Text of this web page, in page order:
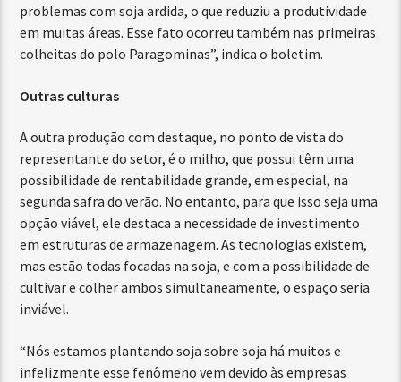
problemas com soja ardida, o que reduziu a produtividade
em muitas áreas. Esse fato ocorreu também nas primeiras
colheitas do polo Paragominas”, indica o boletim.
Outras culturas
A outra produção com destaque, no ponto de vista do
representante do setor, é o milho, que possui têm uma
possibilidade de rentabilidade grande, em especial, na
segunda safra do verão. No entanto, para que isso seja uma
opção viável, ele destaca a necessidade de investimento
em estruturas de armazenagem. As tecnologias existem,
mas estão todas focadas na soja, e com a possibilidade de
cultivar e colher ambos simultaneamente, o espaço seria
inviável.
“Nós estamos plantando soja sobre soja há muitos e
infelizmente esse fenômeno vem devido às empresas